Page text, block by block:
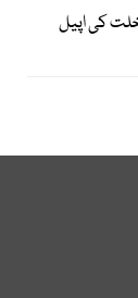
کی اپیل